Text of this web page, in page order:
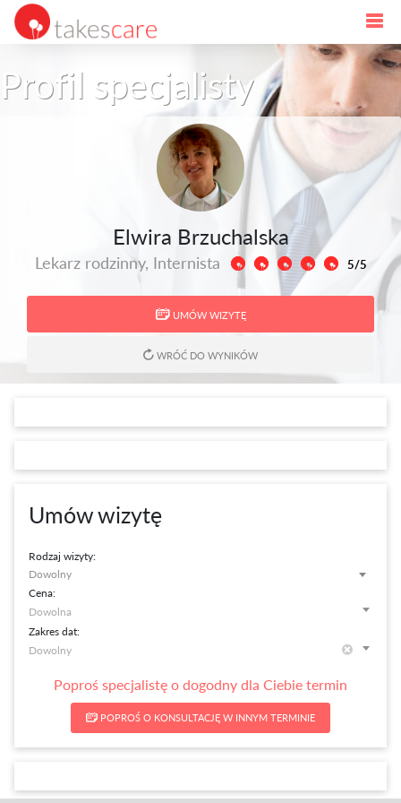
Profil specjalisty
Elwira Brzuchalska
Lekarz rodzinny, Internista 5/5
UMÓW WIZYTĘ
WRÓĆ DO WYNIKÓW
Umów wizytę
Rodzaj wizyty:
Dowolny
Cena:
Zakres dat:
Poproś specjalistę o dogodny dla Ciebie termin
POPROŚ O KONSULTACJĘ W INNYM TERMINIE